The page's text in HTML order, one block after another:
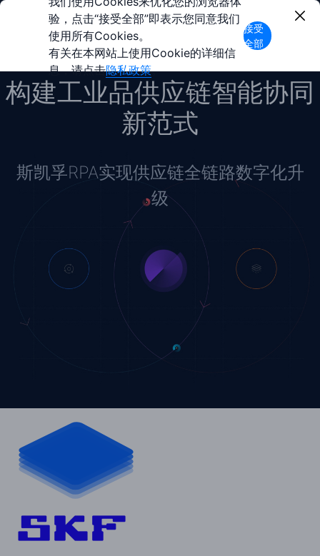
构建工业品供应链智能协同
新范式
斯凯孚RPA实现供应链全链路数字化升
级
验，点击“接受全部”即表示您同意我们
使用所有Cookies。
有关在本网站上使用Cookie的详细信
息，请点击隐私政策。
接受
全部